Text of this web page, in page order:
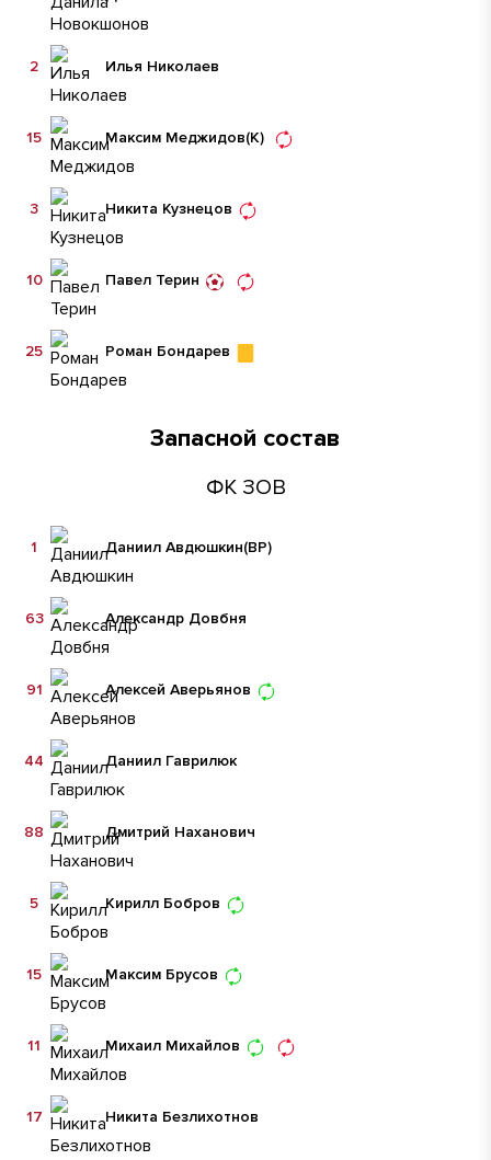
Илья Николаев
2
Максим Меджидов(К)
15
Никита Кузнецов
3
Павел Терин
10
Роман Бондарев
25
Запасной состав
ФК ЗОВ
Даниил Авдюшкин(ВР)
1
Александр Довбня
63
Алексей Аверьянов
91
Даниил Гаврилюк
44
Дмитрий Наханович
88
Кирилл Бобров
5
Максим Брусов
15
Михаил Михайлов
11
Никита Безлихотнов
17